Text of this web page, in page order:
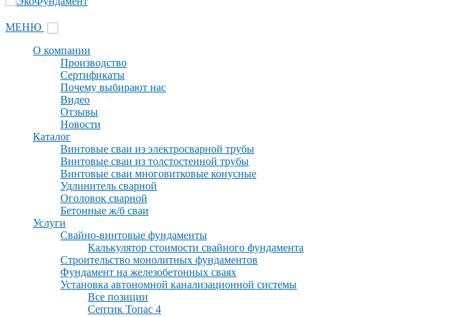
МЕНЮ
О компании
Производство
Сертификаты
Почему выбирают нас
Видео
Отзывы
Новости
Каталог
Винтовые сваи из электросварной трубы
Винтовые сваи из толстостенной трубы
Винтовые сваи многовитковые конусные
Удлинитель сварной
Оголовок сварной
Бетонные ж/б сваи
Услуги
Свайно-винтовые фундаменты
Калькулятор стоимости свайного фундамента
Строительство монолитных фундаментов
Фундамент на железобетонных сваях
Установка автономной канализационной системы
Все позиции
Септик Топас 4